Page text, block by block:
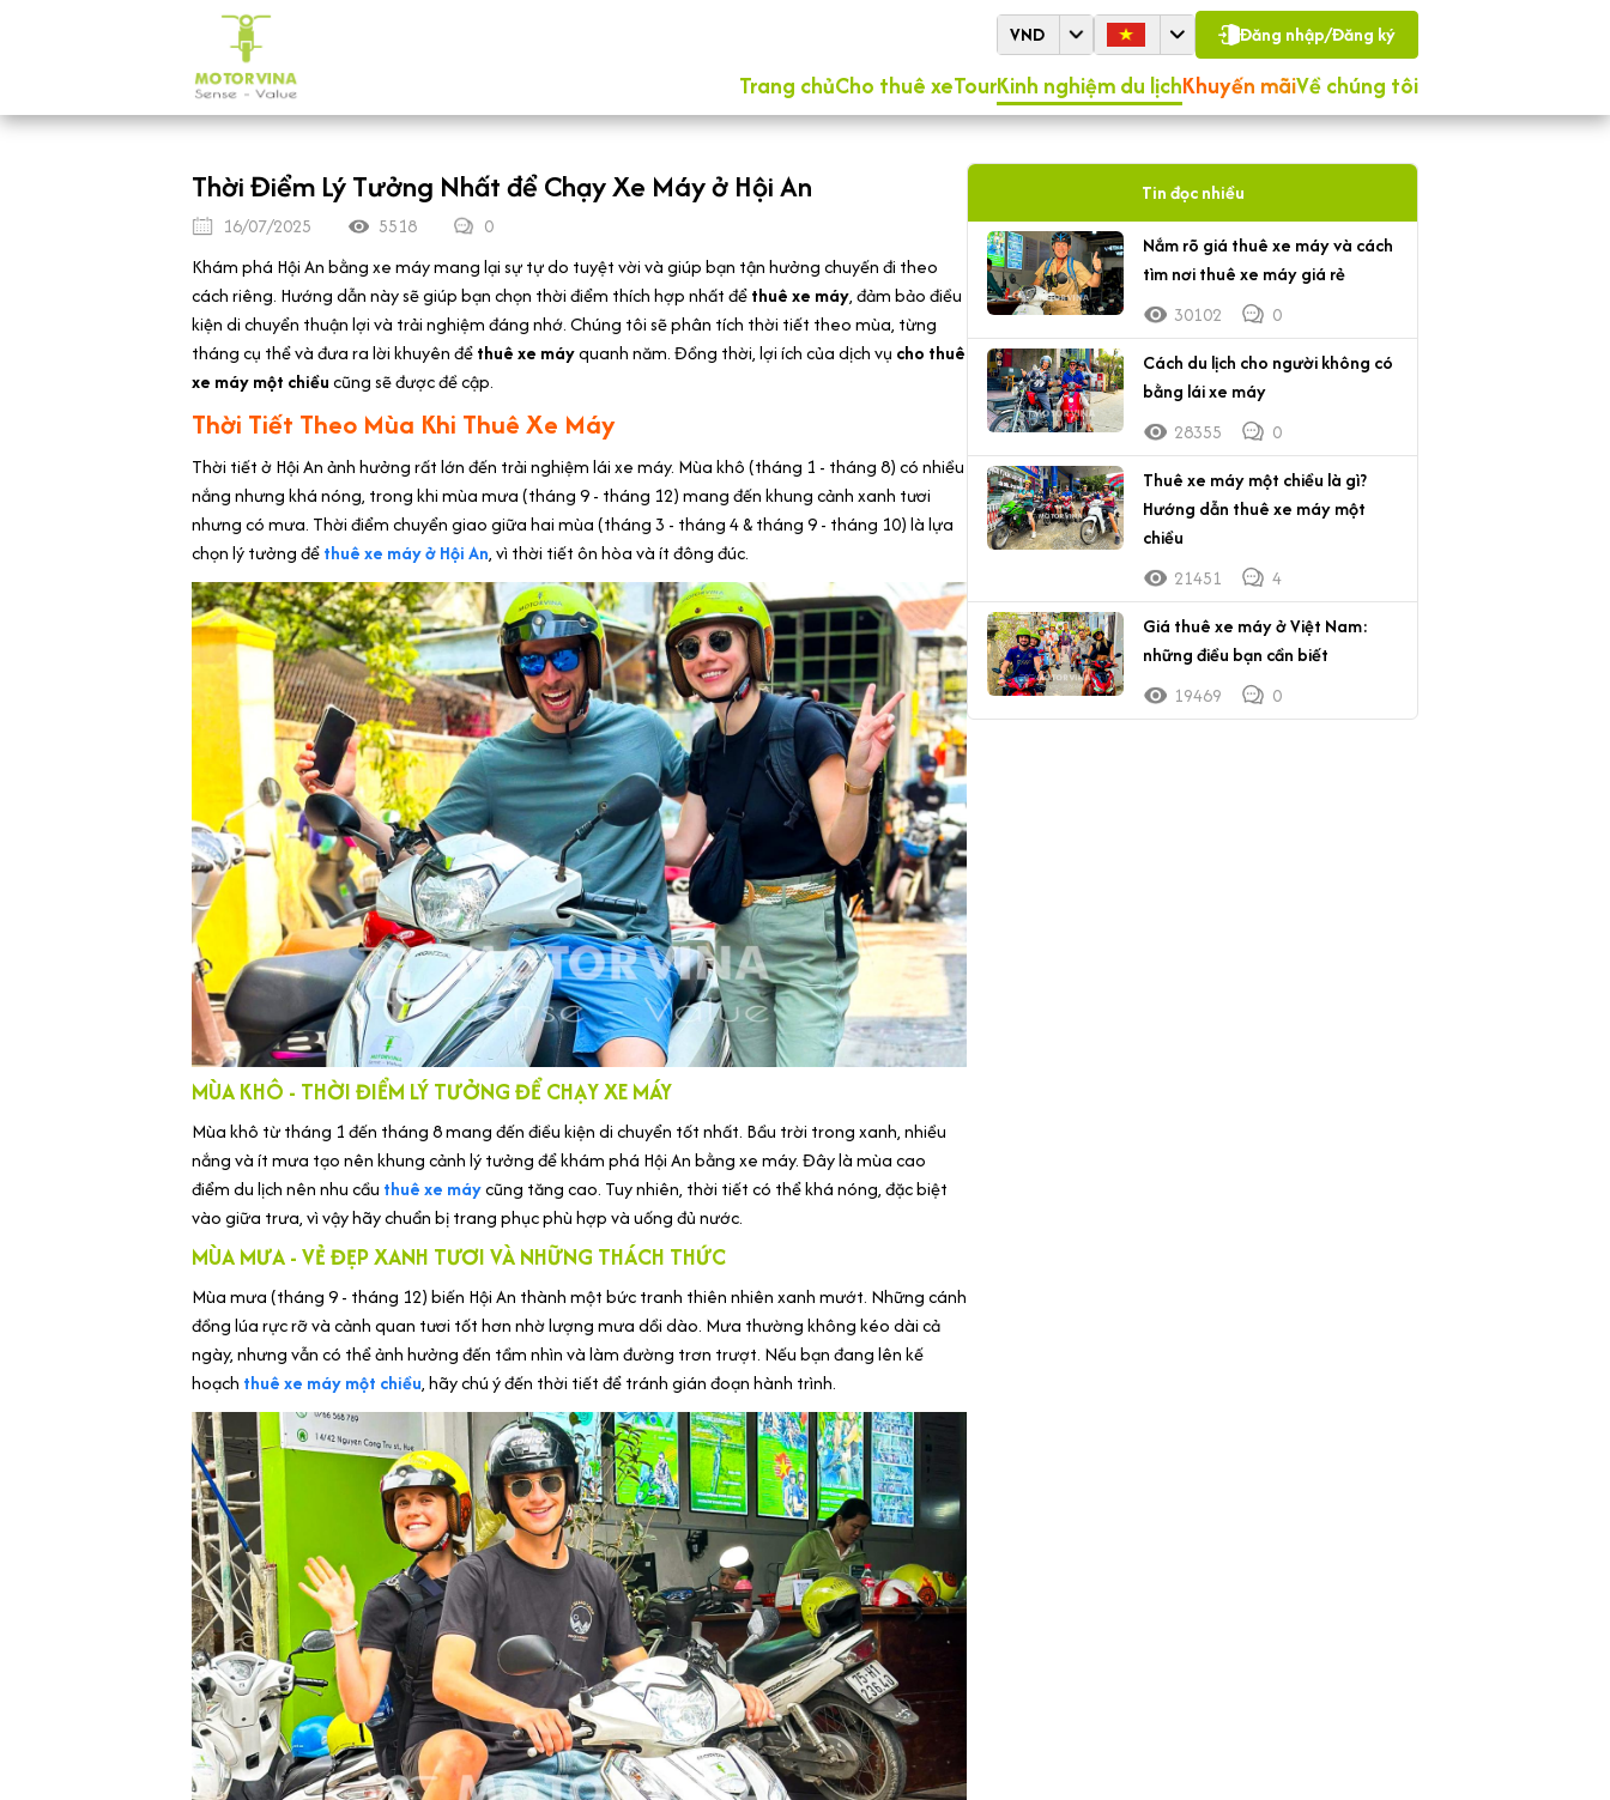
VND Đăng nhập/Đăng ký
Trang chủCho thuê xeTourKinh nghiệm du lịchKhuyến mãiVề chúng tôi
Thời Điểm Lý Tưởng Nhất để Chạy Xe Máy ở Hội An
16/07/2025 5518
0
Khám phá Hội An bằng xe máy mang lại sự tự do tuyệt vời và giúp bạn tận hưởng chuyến đi theo
cách riêng. Hướng dẫn này sẽ giúp bạn chọn thời điểm thích hợp nhất đểthuê xe máy, đảm bảo điều
kiện di chuyển thuận lợi và trải nghiệm đáng nhớ. Chúng tôi sẽ phân tích thời tiết theo mùa, từng
tháng cụ thể và đưa ra lời khuyên đểthuê xe máyquanh năm. Đồng thời, lợi ích của dịch vụ cho thuê
xe máy một chiềucũng sẽ được đề cập.
Thời Tiết Theo Mùa Khi Thuê Xe Máy
Thời tiết ở Hội An ảnh hưởng rất lớn đến trải nghiệm lái xe máy. Mùa khô (tháng 1 - tháng 8) có nhiều
nắng nhưng khá nóng, trong khi mùa mưa (tháng 9 - tháng 12) mang đến khung cảnh xanh tươi
nhưng có mưa. Thời điểm chuyển giao giữa hai mùa (tháng 3 - tháng 4 & tháng 9 - tháng 10) là lựa
chọn lý tưởng đểthuê xe máy ở Hội An, vì thời tiết ôn hòa và ít đông đúc.
MÙA KHÔ - THỜI ĐIỂM LÝ TƯỞNG ĐỂ CHẠY XE MÁY
Mùa khô từ tháng 1 đến tháng 8 mang đến điều kiện di chuyển tốt nhất. Bầu trời trong xanh, nhiều
nắng và ít mưa tạo nên khung cảnh lý tưởng để khám phá Hội An bằng xe máy. Đây là mùa cao
điểm du lịch nên nhu cầu thuê xe máycũng tăng cao. Tuy nhiên, thời tiết có thể khá nóng, đặc biệt
vào giữa trưa, vì vậy hãy chuẩn bị trang phục phù hợp và uống đủ nước.
MÙA MƯA - VẺ ĐẸP XANH TƯƠI VÀ NHỮNG THÁCH THỨC
Mùa mưa (tháng 9 - tháng 12) biến Hội An thành một bức tranh thiên nhiên xanh mướt. Những cánh
đồng lúa rực rỡ và cảnh quan tươi tốt hơn nhờ lượng mưa dồi dào. Mưa thường không kéo dài cả
ngày, nhưng vẫn có thể ảnh hưởng đến tầm nhìn và làm đường trơn trượt. Nếu bạn đang lên kế
hoạch thuê xe máy một chiều, hãy chú ý đến thời tiết để tránh gián đoạn hành trình.
Tin đọc nhiều
Nắm rõ giá thuê xe máy và cách
tìm nơi thuê xe máy giá rẻ
30102
0
Cách du lịch cho người không có
bằng lái xe máy
28355
0
Thuê xe máy một chiều là gì?
Hướng dẫn thuê xe máy một
chiều
21451
4
Giá thuê xe máy ở Việt Nam:
những điều bạn cần biết
19469
0